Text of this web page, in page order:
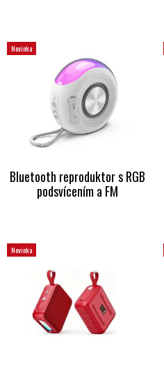
Novinka
Bluetooth reproduktor s RGB
podsvícením a FM
Novinka